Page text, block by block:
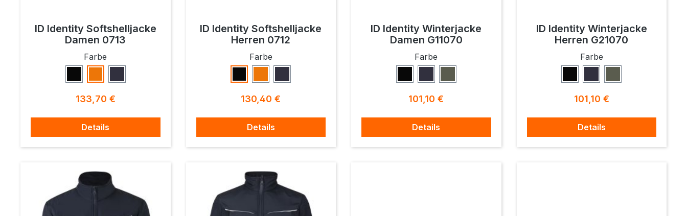
ID Identity Softshelljacke
Damen 0713
Farbe
SchwarzOrangeNavy
Regulärer Preis:
133,70 €
Details
ID Identity Softshelljacke
Herren 0712
Farbeauswählen
SchwarzOrangeNavy
Regulärer Preis:
130,40 €
Details
ID Identity Winterjacke
Damen G11070
Farbe
SchwarzNavyOliv
Regulärer Preis:
101,10 €
Details
ID Identity Winterjacke
Herren G21070
Farbeauswählen
SchwarzNavyOliv
Regulärer Preis:
101,10 €
Details